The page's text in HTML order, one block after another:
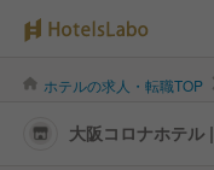
ホテルの求人・転職TOP
大阪コロナホテル